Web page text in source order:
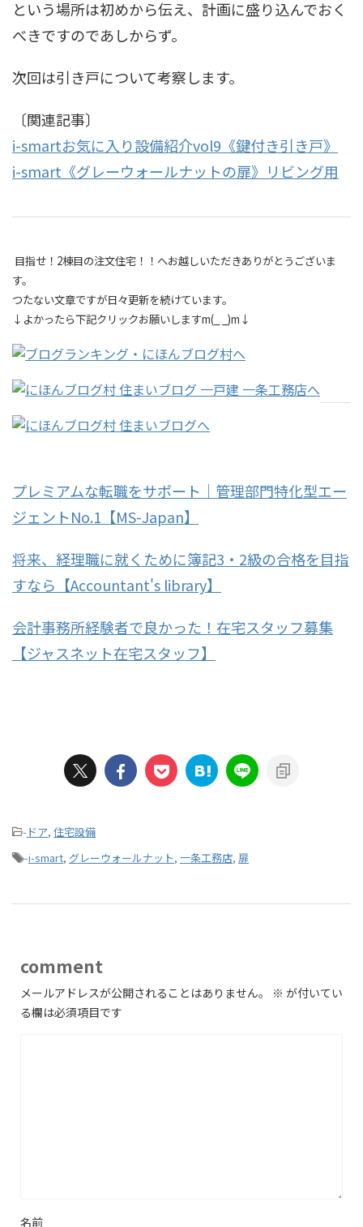
という場所は初めから伝え、計画に盛り込んでおく
べきですのであしからず。
次回は引き戸について考察します。
〔関連記事〕
i-smartお気に入り設備紹介vol9《鍵付き引き戸》
i-smart《グレーウォールナットの扉》リビング用
目指せ！2棟目の注文住宅！！へお越しいただきありがとうございま
す。
つたない文章ですが日々更新を続けています。
↓よかったら下記クリックお願いしますm(_ _)m↓
プレミアムな転職をサポート｜管理部門特化型エー
ジェントNo.1【MS-Japan】
将来、経理職に就くために簿記3・2級の合格を目指
すなら【Accountant's library】
会計事務所経験者で良かった！在宅スタッフ募集
【ジャスネット在宅スタッフ】
- ドア, 住宅設備
-i-smart, グレーウォールナット, 一条工務店, 扉
comment
メールアドレスが公開されることはありません。 ※ が付いてい
る欄は必須項目です
名前